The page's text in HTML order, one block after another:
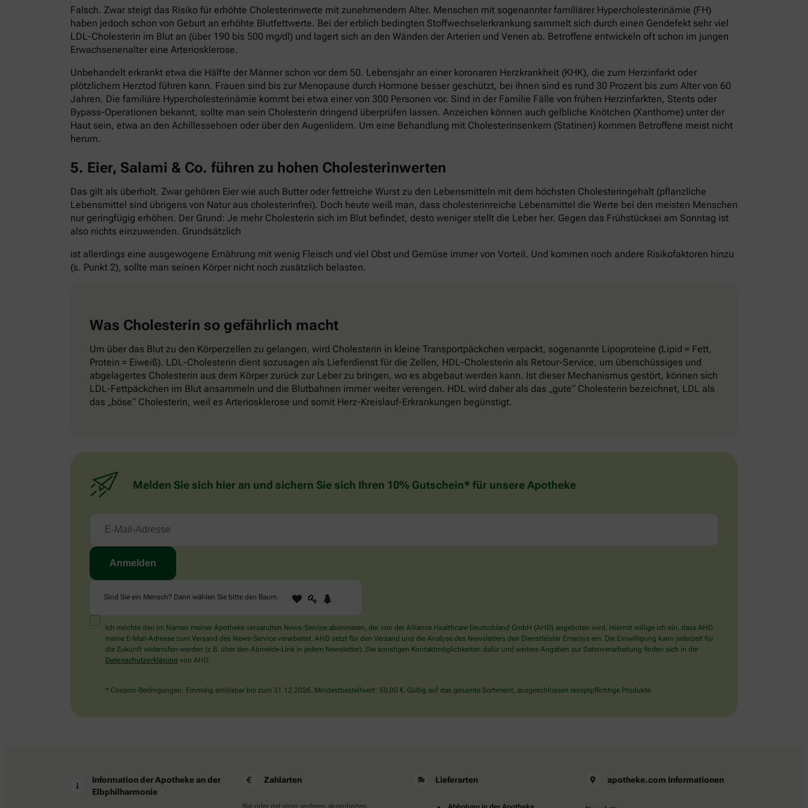
Falsch. Zwar steigt das Risiko für erhöhte Cholesterinwerte mit zunehmendem Alter. Menschen mit sogenannter familiärer Hypercholesterinämie (FH)
haben jedoch schon von Geburt an erhöhte Blutfettwerte. Bei der erblich bedingten Stoffwechselerkrankung sammelt sich durch einen Gendefekt sehr viel
LDL-Cholesterin im Blut an (über 190 bis 500 mg/dl) und lagert sich an den Wänden der Arterien und Venen ab. Betroffene entwickeln oft schon im jungen
Erwachsenenalter eine Arteriosklerose.
Unbehandelt erkrankt etwa die Hälfte der Männer schon vor dem 50. Lebensjahr an einer koronaren Herzkrankheit (KHK), die zum Herzinfarkt oder
plötzlichem Herztod führen kann. Frauen sind bis zur Menopause durch Hormone besser geschützt, bei ihnen sind es rund 30 Prozent bis zum Alter von 60
Jahren. Die familiäre Hypercholesterinämie kommt bei etwa einer von 300 Personen vor. Sind in der Familie Fälle von frühen Herzinfarkten, Stents oder
Bypass-Operationen bekannt, sollte man sein Cholesterin dringend überprüfen lassen. Anzeichen können auch gelbliche Knötchen (Xanthome) unter der
Haut sein, etwa an den Achillessehnen oder über den Augenlidern. Um eine Behandlung mit Cholesterinsenkern (Statinen) kommen Betroffene meist nicht
herum.
5. Eier, Salami & Co. führen zu hohen Cholesterinwerten
Das gilt als überholt. Zwar gehören Eier wie auch Butter oder fettreiche Wurst zu den Lebensmitteln mit dem höchsten Cholesteringehalt (pflanzliche
Lebensmittel sind übrigens von Natur aus cholesterinfrei). Doch heute weiß man, dass cholesterinreiche Lebensmittel die Werte bei den meisten Menschen
nur geringfügig erhöhen. Der Grund: Je mehr Cholesterin sich im Blut befindet, desto weniger stellt die Leber her. Gegen das Frühstücksei am Sonntag ist
also nichts einzuwenden. Grundsätzlich
ist allerdings eine ausgewogene Ernährung mit wenig Fleisch und viel Obst und Gemüse immer von Vorteil. Und kommen noch andere Risikofaktoren hinzu
(s. Punkt 2), sollte man seinen Körper nicht noch zusätzlich belasten.
Was Cholesterin so gefährlich macht
Um über das Blut zu den Körperzellen zu gelangen, wird Cholesterin in kleine Transportpäckchen verpackt, sogenannte Lipoproteine (Lipid = Fett,
Protein = Eiweiß). LDL-Cholesterin dient sozusagen als Lieferdienst für die Zellen, HDL-Cholesterin als Retour-Service, um überschüssiges und
abgelagertes Cholesterin aus dem Körper zurück zur Leber zu bringen, wo es abgebaut werden kann. Ist dieser Mechanismus gestört, können sich
LDL-Fettpäckchen im Blut ansammeln und die Blutbahnen immer weiter verengen. HDL wird daher als das „gute“ Cholesterin bezeichnet, LDL als
das „böse“ Cholesterin, weil es Arteriosklerose und somit Herz-Kreislauf-Erkrankungen begünstigt.
Melden Sie sich hier an und sichern Sie sich Ihren 10% Gutschein* für unsere Apotheke
Sind Sie ein Mensch? Dann wählen Sie bitte den Baum.
Sind
Sie
Mensch?
Dann
wählen
Baum.
1 2
Ich möchte den im Namen meiner Apotheke versandten News-Service abonnieren, der von der Alliance Healthcare Deutschland GmbH (AHD) angeboten wird. Hiermit willige ich ein, dass AHD
meine E-Mail-Adresse zum Versand des News-Service verarbeitet. AHD setzt für den Versand und die Analyse des Newsletters den Dienstleister Emarsys ein. Die Einwilligung kann jederzeit für
die Zukunft widerrufen werden (z.B. über den Abmelde-Link in jedem Newsletter). Die sonstigen Kontaktmöglichkeiten dafür und weitere Angaben zur Datenverarbeitung finden sich in der
Datenschutzerklärung von AHD.
* Coupon-Bedingungen: Einmalig einlösbar bis zum 31.12.2026. Mindestbestellwert: 50,00 €. Gültig auf das gesamte Sortiment, ausgeschlossen rezeptpflichtige Produkte.
Information der Apotheke an der
Elbphilharmonie
Zahlarten
Bar oder mit einer anderen akzeptierten
Lieferarten apotheke.com Informationen